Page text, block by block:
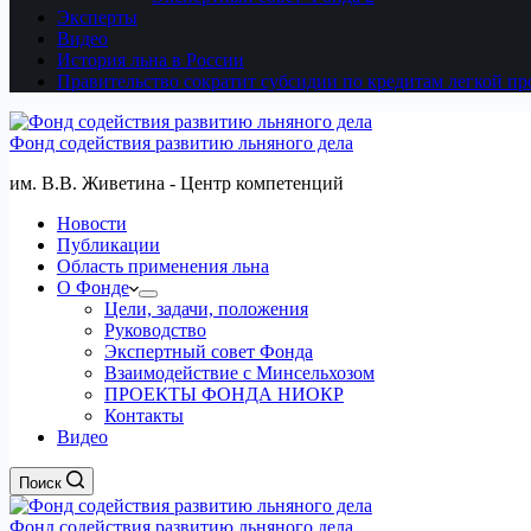
Эксперты
Видео
История льна в России
Правительство сократит субсидии по кредитам легкой
Фонд содействия развитию льняного дела
им. В.В. Живетина - Центр компетенций
Новости
Публикации
Область применения льна
О Фонде
Цели, задачи, положения
Руководство
Экспертный совет Фонда
Взаимодействие с Минсельхозом
ПРОЕКТЫ ФОНДА НИОКР
Контакты
Видео
Поиск
Фонд содействия развитию льняного дела